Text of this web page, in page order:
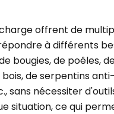
offrent de
à différents
bougies, de poêles,
de serpentins anti-
sans nécessiter
situation, ce qui